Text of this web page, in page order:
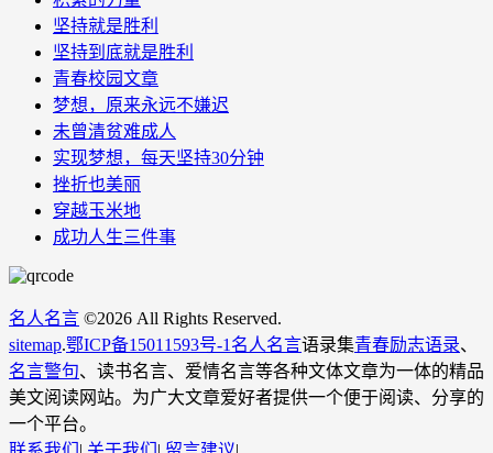
坚持就是胜利
坚持到底就是胜利
青春校园文章
梦想，原来永远不嫌迟
未曾清贫难成人
实现梦想，每天坚持30分钟
挫折也美丽
穿越玉米地
成功人生三件事
名人名言 ©2026 All Rights Reserved.
sitemap.鄂ICP备15011593号-1 名人名言语录集青春励志语录、
名言警句、读书名言、爱情名言等各种文体文章为一体的精品
美文阅读网站。为广大文章爱好者提供一个便于阅读、分享的
一个平台。